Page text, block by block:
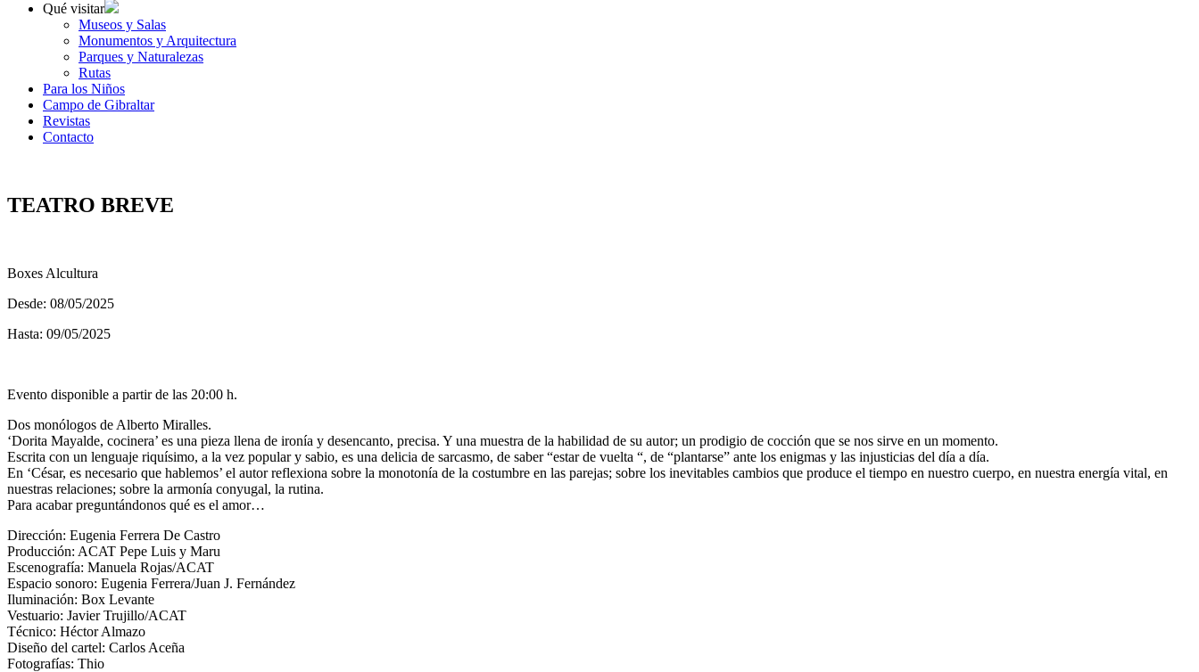
Qué visitar
Museos y Salas
Monumentos y Arquitectura
Parques y Naturalezas
Rutas
Para los Niños
Campo de Gibraltar
Revistas
Contacto
TEATRO BREVE
Boxes Alcultura
Desde: 08/05/2025
Hasta: 09/05/2025
Evento disponible a partir de las 20:00 h.
Dos monólogos de Alberto Miralles.
‘Dorita Mayalde, cocinera’ es una pieza llena de ironía y desencanto, precisa. Y una muestra de la habilidad de su autor; un prodigio de cocción que se nos sirve en un momento.
Escrita con un lenguaje riquísimo, a la vez popular y sabio, es una delicia de sarcasmo, de saber “estar de vuelta “, de “plantarse” ante los enigmas y las injusticias del día a día.
En ‘César, es necesario que hablemos’ el autor reflexiona sobre la monotonía de la costumbre en las parejas; sobre los inevitables cambios que produce el tiempo en nuestro cuerpo, en nuestra energía vital, en
nuestras relaciones; sobre la armonía conyugal, la rutina.
Para acabar preguntándonos qué es el amor…
Dirección: Eugenia Ferrera De Castro
Producción: ACAT Pepe Luis y Maru
Escenografía: Manuela Rojas/ACAT
Espacio sonoro: Eugenia Ferrera/Juan J. Fernández
Iluminación: Box Levante
Vestuario: Javier Trujillo/ACAT
Técnico: Héctor Almazo
Diseño del cartel: Carlos Aceña
Fotografías: Thio